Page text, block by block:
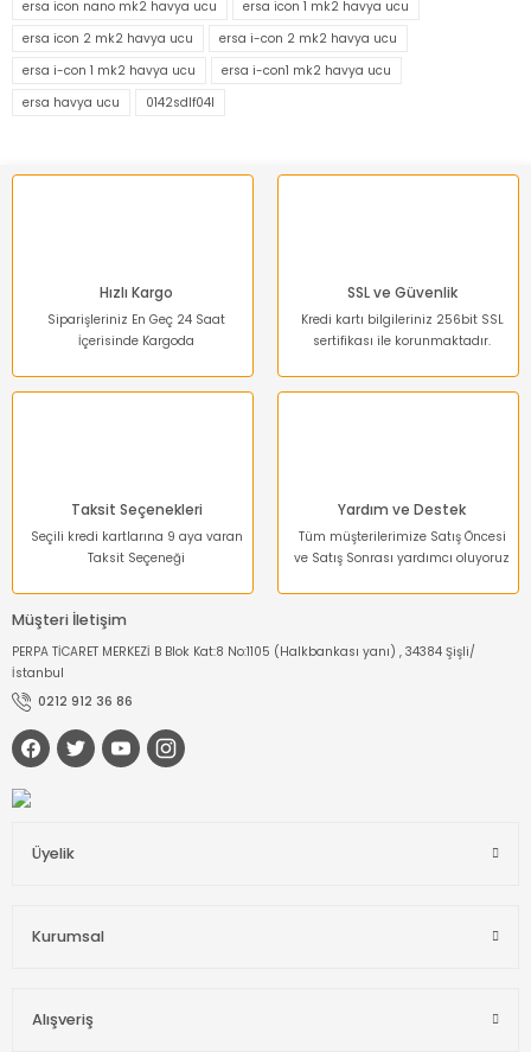
Ürün resmi kalitesiz, bozuk veya görüntülenemiyor.
Ürün açıklamasında eksik bilgiler bulunuyor.
ersa icon nano mk2 havya ucu
ersa icon 1 mk2 havya ucu
ersa icon 2 mk2 havya ucu
ersa i-con 2 mk2 havya ucu
ersa i-con 1 mk2 havya ucu
ersa i-con1 mk2 havya ucu
ersa havya ucu
0142sdlf04l
Hızlı Kargo
Siparişleriniz En Geç 24 Saat
İçerisinde Kargoda
SSL ve Güvenlik
Kredi kartı bilgileriniz 256bit SSL
sertifikası ile korunmaktadır.
Taksit Seçenekleri
Seçili kredi kartlarına 9 aya varan
Taksit Seçeneği
Yardım ve Destek
Tüm müşterilerimize Satış Öncesi
ve Satış Sonrası yardımcı oluyoruz
Müşteri İletişim
PERPA TİCARET MERKEZİ B Blok Kat:8 No:1105 (Halkbankası yanı) , 34384 Şişli/
İstanbul
0212 912 36 86
Üyelik
Kurumsal
Alışveriş